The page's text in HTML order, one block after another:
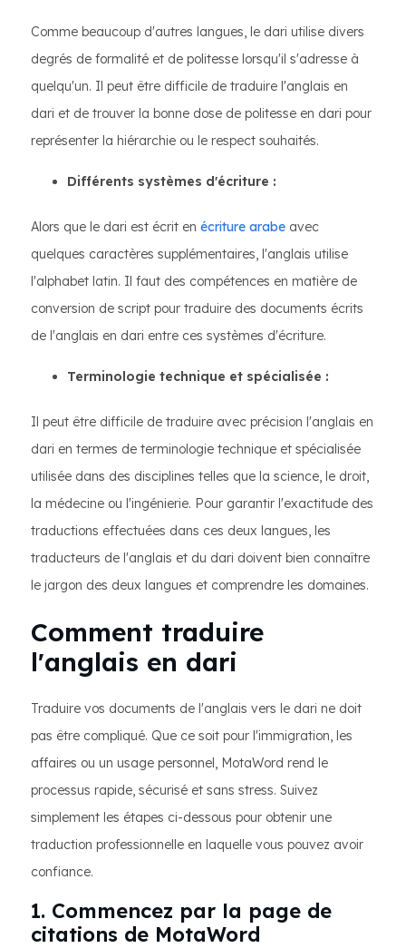
Comme beaucoup d'autres langues, le dari utilise divers
degrés de formalité et de politesse lorsqu'il s'adresse à
quelqu'un. Il peut être difficile de traduire l'anglais en
dari et de trouver la bonne dose de politesse en dari pour
représenter la hiérarchie ou le respect souhaités.
Différents systèmes d'écriture :
Alors que le dari est écrit en écriture arabe avec
quelques caractères supplémentaires, l'anglais utilise
l'alphabet latin. Il faut des compétences en matière de
conversion de script pour traduire des documents écrits
de l'anglais en dari entre ces systèmes d'écriture.
Terminologie technique et spécialisée :
Il peut être difficile de traduire avec précision l'anglais en
dari en termes de terminologie technique et spécialisée
utilisée dans des disciplines telles que la science, le droit,
la médecine ou l'ingénierie. Pour garantir l'exactitude des
traductions effectuées dans ces deux langues, les
traducteurs de l'anglais et du dari doivent bien connaître
le jargon des deux langues et comprendre les domaines.
Comment traduire
l'anglais en dari
Traduire vos documents de l'anglais vers le dari ne doit
pas être compliqué. Que ce soit pour l'immigration, les
affaires ou un usage personnel, MotaWord rend le
processus rapide, sécurisé et sans stress. Suivez
simplement les étapes ci-dessous pour obtenir une
traduction professionnelle en laquelle vous pouvez avoir
confiance.
1. Commencez par la page de
citations de MotaWord